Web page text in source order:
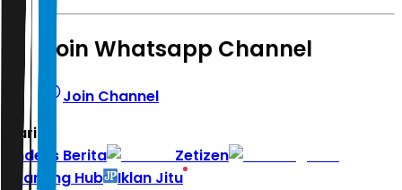
Join Whatsapp Channel
Join Channel
Hari ini
Indeks Berita
Zetizen
Learning Hub
Iklan Jitu